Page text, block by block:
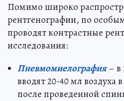
Помимо широко
рентгенографии, по
проводят контрастные
исследования:
Пневмомиелография– в
вводят 20-40 мл воздуха
после проведенной